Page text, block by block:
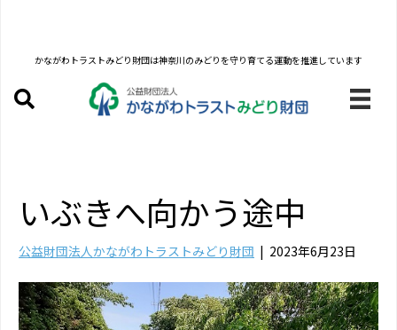
かながわトラストみどり財団は神奈川のみどりを守り育てる運動を推進しています
いぶきへ向かう途中
公益財団法人かながわトラストみどり財団 | 2023年6月23日